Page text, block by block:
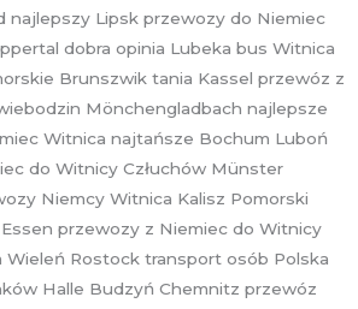
najlepszy Lipsk przewozy do Niemiec
dobra opinia Lubeka bus Witnica
Brunszwik tania Kassel przewóz z
Mönchengladbach najlepsze
Witnica najtańsze Bochum Luboń
do Witnicy Człuchów Münster
Niemcy Witnica Kalisz Pomorski
przewozy z Niemiec do Witnicy
Wieleń Rostock transport osób Polska
Halle Budzyń Chemnitz przewóz